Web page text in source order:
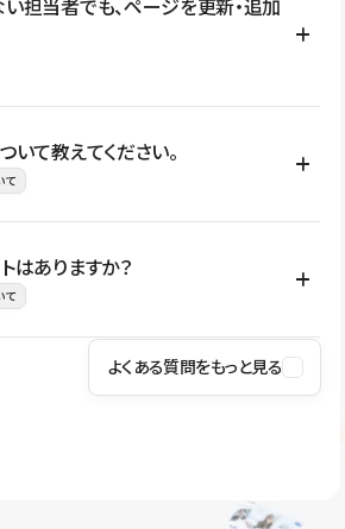
わせください。
ごとに異なります。詳しくは料金プランペ
担当者でも、ページを更新・追加
ントを活用して更新範囲を設計しておく
にくい状態で運用できます。 さらにコン
を与えずに更新作業を進めやすくなりま
いて教えてください。
て
やサービスを安全に利用できるよう、通信
アクセス管理、脆弱性対策など、複数の観
暗号化に対応しており、悪質なスクリプトの
はありますか？
て
ては、ヘルプセンターでご確認いただけま
談できるコミュニティもご利用ください。
よくある質問をもっと見る